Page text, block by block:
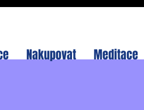
Nakupovat Meditace